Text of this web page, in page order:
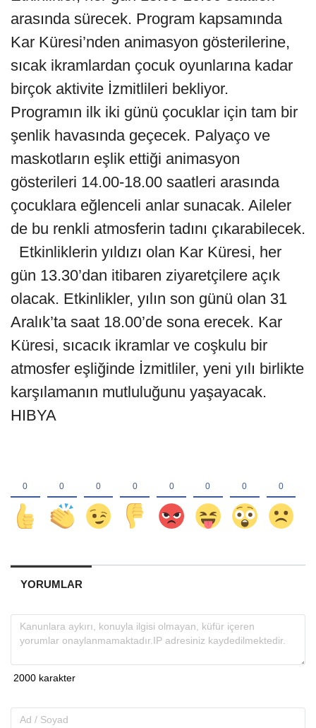
arasında sürecek. Program kapsamında
Kar Küresi’nden animasyon gösterilerine,
sıcak ikramlardan çocuk oyunlarına kadar
birçok aktivite İzmitlileri bekliyor.
Programın ilk iki günü çocuklar için tam bir
şenlik havasında geçecek. Palyaço ve
maskotların eşlik ettiği animasyon
gösterileri 14.00-18.00 saatleri arasında
çocuklara eğlenceli anlar sunacak. Aileler
de bu renkli atmosferin tadını çıkarabilecek.
Etkinliklerin yıldızı olan Kar Küresi, her
gün 13.30’dan itibaren ziyaretçilere açık
olacak. Etkinlikler, yılın son günü olan 31
Aralık’ta saat 18.00’de sona erecek. Kar
Küresi, sıcacık ikramlar ve coşkulu bir
atmosfer eşliğinde İzmitliler, yeni yılı birlikte
karşılamanın mutluluğunu yaşayacak.
HIBYA
YORUMLAR